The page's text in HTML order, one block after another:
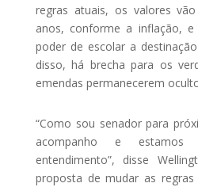
regras atuais, os valores
anos, conforme a inflação,
poder de escolar a
disso, há brecha para os
emendas permanecerem
“Como sou senador para
acompanho e
entendimento”, disse
proposta de mudar as